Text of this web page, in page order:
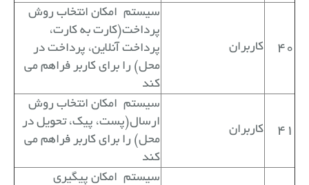
40 کاربران
سیستم امکان انتخاب روش
پرداخت(کارت به کارت،
پرداخت آنلاین، پرداخت در
محل) را برای کاربر فراهم می
کند
41 کاربران
سیستم امکان انتخاب روش
ارسال(پست، پیک، تحویل در
محل) را برای کاربر فراهم می
کند
سیستم امکان پیگیری